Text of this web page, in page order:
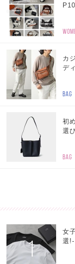
カ
デ
BAG
初
選
BAG
1
女
選